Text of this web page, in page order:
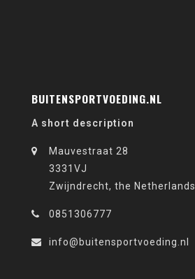
BUITENSPORTVOEDING.NL
A short description
Mauvestraat 28
3331VJ
Zwijndrecht, the Netherlands
0851306777
info@buitensportvoeding.nl